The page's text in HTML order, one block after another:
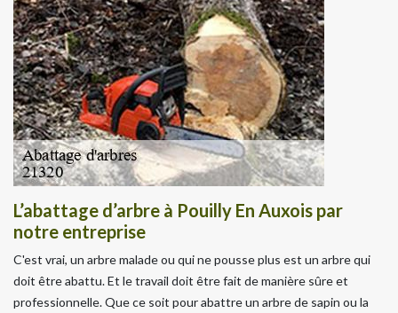
L’abattage d’arbre à Pouilly En Auxois par
notre entreprise
C'est vrai, un arbre malade ou qui ne pousse plus est un arbre qui
doit être abattu. Et le travail doit être fait de manière sûre et
professionnelle. Que ce soit pour abattre un arbre de sapin ou la